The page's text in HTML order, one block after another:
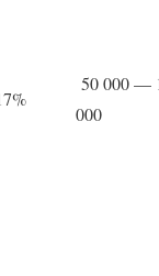
50 000 —
000